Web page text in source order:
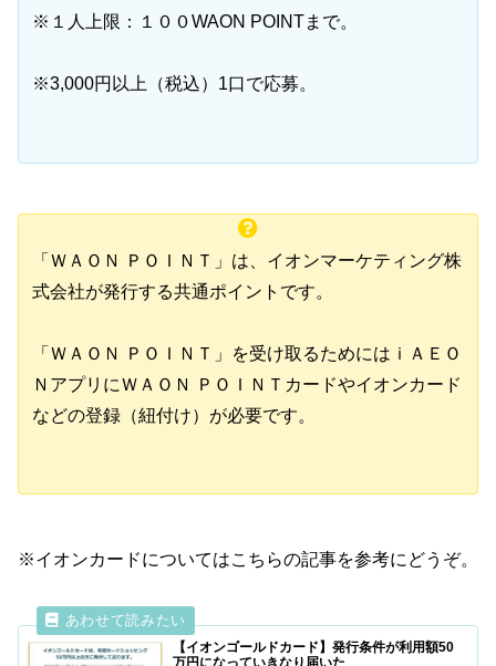
※１人上限：１００WAON POINTまで。
※3,000円以上（税込）1口で応募。
「ＷＡＯＮ ＰＯＩＮＴ」は、イオンマーケティング株
式会社が発行する共通ポイントです。
「ＷＡＯＮ ＰＯＩＮＴ」を受け取るためにはｉＡＥＯ
ＮアプリにＷＡＯＮ ＰＯＩＮＴカードやイオンカード
などの登録（紐付け）が必要です。
※イオンカードについてはこちらの記事を参考にどうぞ。
【イオンゴールドカード】発行条件が利用額50